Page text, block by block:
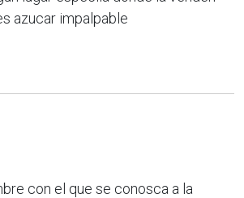
azucar impalpable
con el que se conosca a la